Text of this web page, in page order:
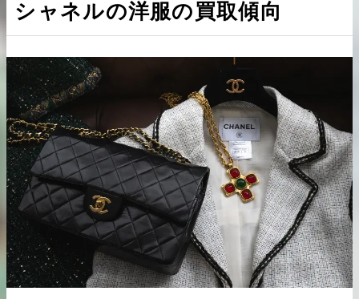
2026.04.10
バーキン相場解説
2025.05.16
コラムをさらにみる
買取できる品が多数
Tシャツや薄手のアウターは値段がつき
している場合がある
無地のデザインの品物は安め
シャネルの洋服を少しでも高く売るためのポイン
ト
付属品は揃えて売却
状態が悪い古着は高く評価できません
まとめ
シャネルの洋服の買取傾向